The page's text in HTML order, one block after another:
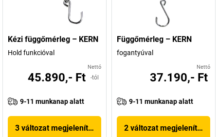
Kézi függőmérleg – KERN
Hold funkcióval
Nettó
45.890,- Ft -tól
9-11 munkanap alatt
3 változat megjelenítése
Függőmérleg – KERN
fogantyúval
Nettó
37.190,- Ft
9-11 munkanap alatt
2 változat megjelenítése